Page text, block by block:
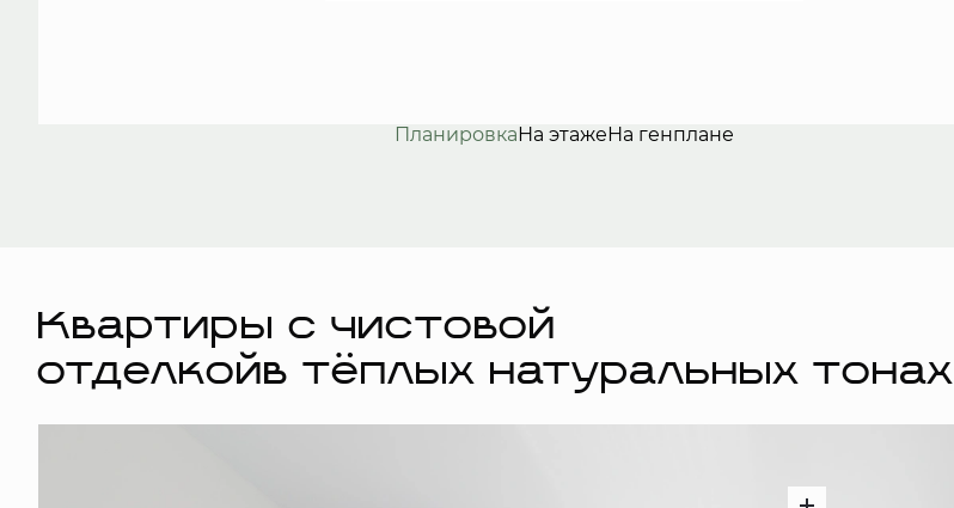
ПланировкаНа этажеНа генплане
Квартиры с чистовой
отделкойв тёплых натуральных тонах